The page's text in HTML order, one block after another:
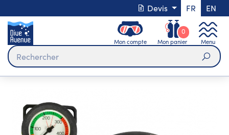
Devis FR EN
Mon compte Mon panier
0
Menu